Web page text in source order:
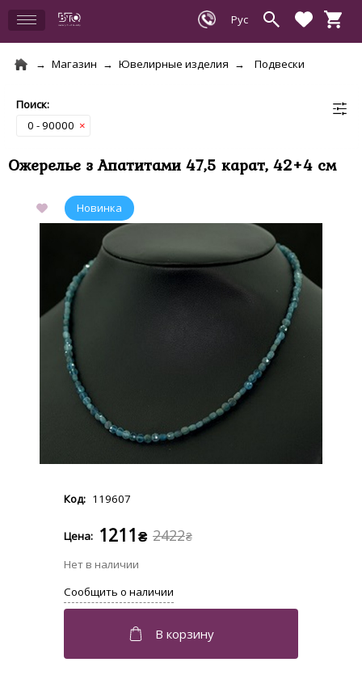
Магазин Ювелирные изделия Подвески
0 - 90000 ×
Ожерелье з Апатитами 47,5 карат, 42+4 см
119607
2422₴
1211₴